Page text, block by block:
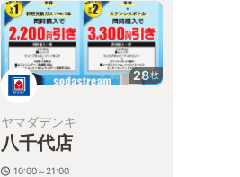
28枚
ヤマダデンキ
八千代店
10:00～21:00